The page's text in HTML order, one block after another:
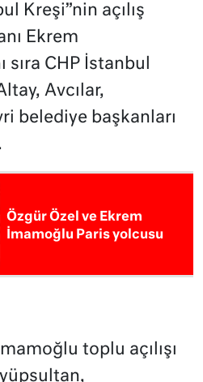
Kreşi”nin açılış
Ekrem
sıra CHP İstanbul
Avcılar,
belediye başkanları
Özgür Özel ve Ekrem
İmamoğlu Paris yolcusu
toplu açılışı